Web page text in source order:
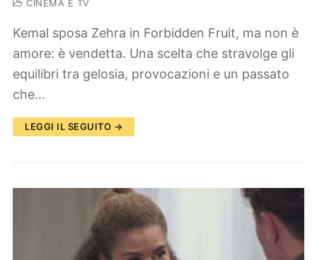
CINEMA E TV
Kemal sposa Zehra in Forbidden Fruit, ma non è
amore: è vendetta. Una scelta che stravolge gli
equilibri tra gelosia, provocazioni e un passato
che…
LEGGI IL SEGUITO →